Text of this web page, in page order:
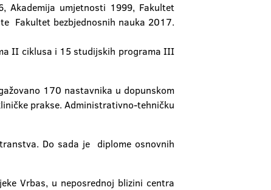
Akademija umjetnosti 1999, Fakultet
Fakultet bezbjednosnih nauka 2017.
II ciklusa i 15 studijskih programa III
170 nastavnika u dopunskom
prakse. Administrativno-tehničku
Do sada je diplome osnovnih
Vrbas, u neposrednoj blizini centra